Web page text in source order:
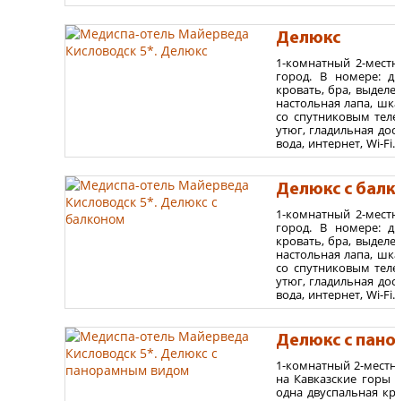
с инфекционными заболеваниями, в том числе
Для прохождения санаторно-курортного лечения
паспорт и
принадлежности,
Площадь номера
Варианты
максимум - 2
Дети младше 18 лет
Делюкс
1-комнатный 2-
город. В номере:
кровать, бра,
настольная лапа,
со спутниковым
утюг, гладильная
вода, интернет, Wi-
душ, фен, банные
место не
Площадь номера
Варианты
максимум - 2
Дети младше 18 лет
Делюкс с
1-комнатный 2-
город. В номере:
кровать, бра,
настольная лапа,
со спутниковым
утюг, гладильная
вода, интернет, Wi-
душ, фен, банные
место не
Площадь номера
Варианты
Делюкс с
1-комнатный 2-
на Кавказские
одна двуспальная